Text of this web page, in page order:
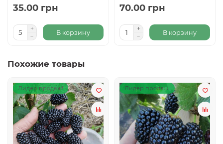
35.00 грн
В корзину
70.00 грн
В корзину
Похожие товары
Лидер продаж! Лидер продаж!